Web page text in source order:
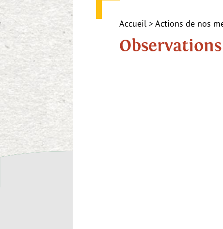
Accueil >Actions de nos